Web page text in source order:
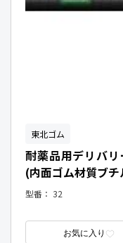
東北ゴム
耐薬品用デリバ
(内面ゴム材質ブ
型番： 32
お気に入り